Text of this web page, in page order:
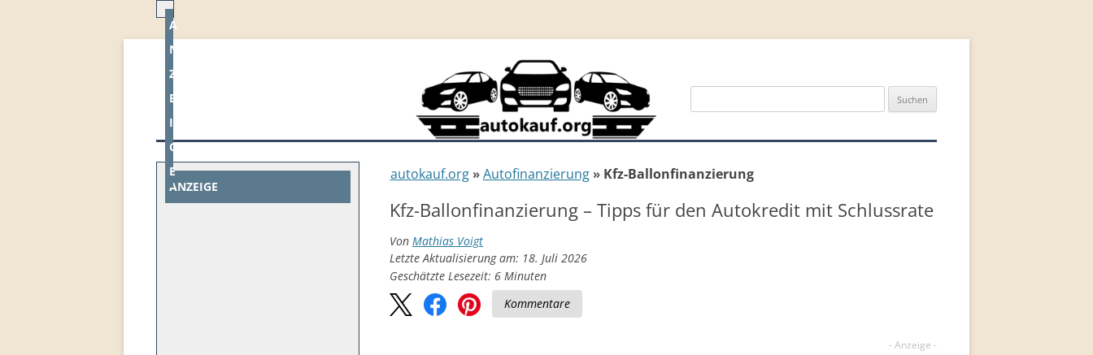
Suchen
autokauf.org Autofinanzierung Kfz-Ballonfinanzierung
Kfz-Ballonfinanzierung – Tipps für den Autokredit mit Schlussrate
Von Mathias Voigt
Letzte Aktualisierung am: 18. Juli 2026
Geschätzte Lesezeit: 6 Minuten
Kommentare
ANZEIGE
A
N
Z
E
I
G
E